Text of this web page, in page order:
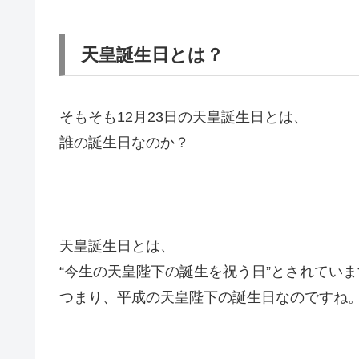
天皇誕生日とは？
そもそも12月23日の天皇誕生日とは、
誰の誕生日なのか？
天皇誕生日とは、
“今生の天皇陛下の誕生を祝う日”とされてい
つまり、平成の天皇陛下の誕生日なのですね